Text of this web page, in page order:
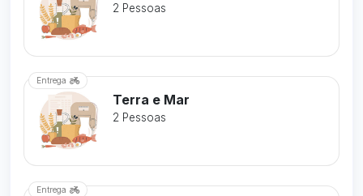
2 Pessoas
Entrega
Terra e Mar
2 Pessoas
Entrega